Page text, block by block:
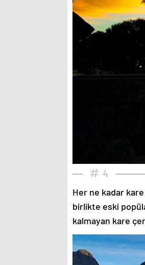
4
Her ne kadar
birlikte eski
kalmayan kare